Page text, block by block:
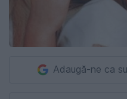
Adaugă-ne ca